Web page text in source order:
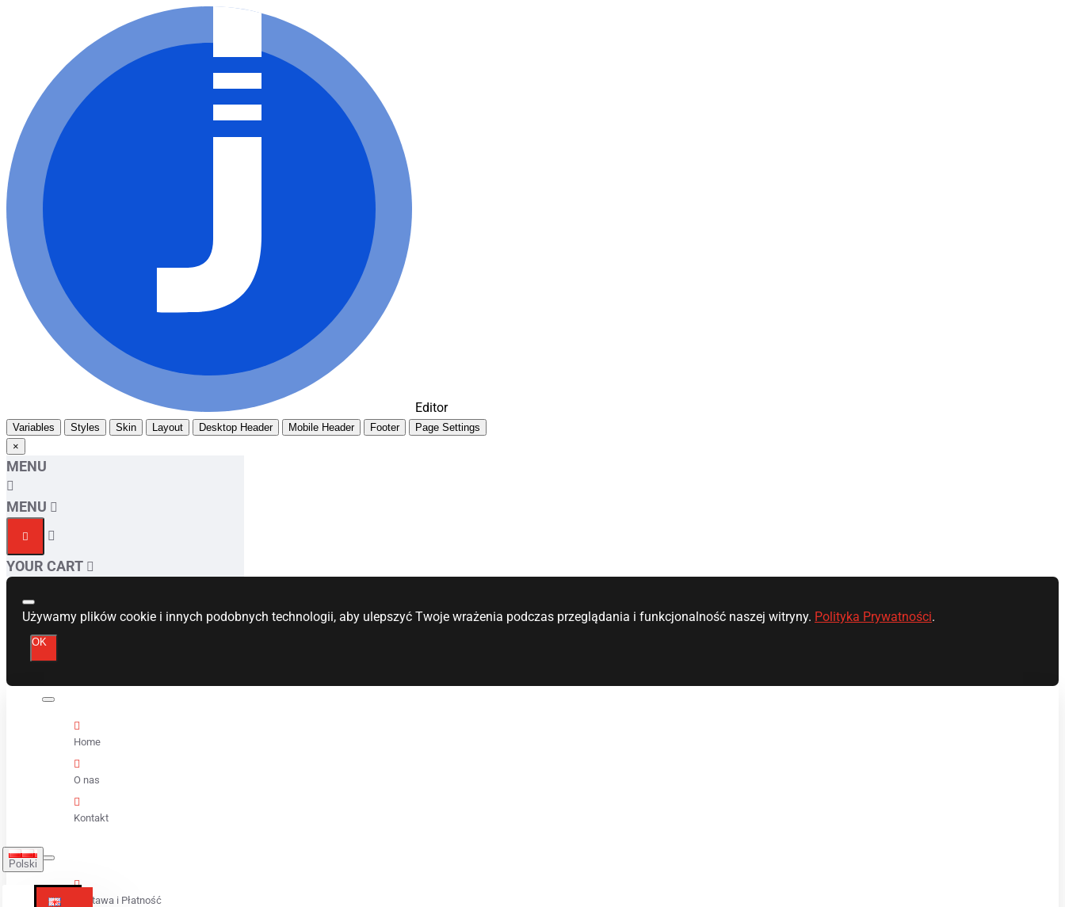
Editor
Variables Styles Skin Layout Desktop Header Mobile Header Footer
Page Settings
×
MENU
MENU
YOUR CART
Używamy plików cookie i innych podobnych technologii, aby ulepszyć Twoje wrażenia podczas przeglądania i funkcjonalność naszej witryny. Polityka Prywatności.
OK
Home
O nas
Kontakt
Polski
Dostawa i Płatność